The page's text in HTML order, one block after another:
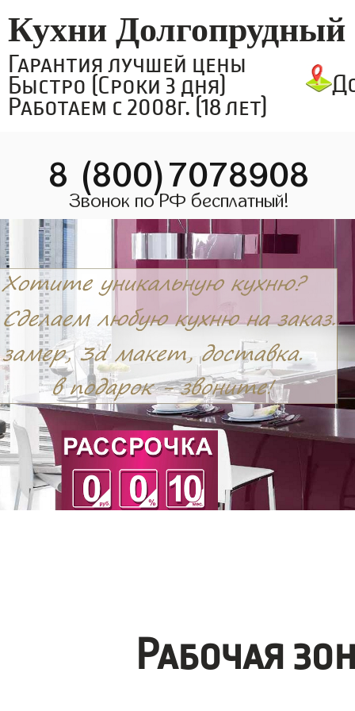
Кухни Долгопрудный
Гарантия лучшей цены
Быстро (Сроки 3 дня)
Работаем с 2008г. (18 лет)
8 (800)7078908
Звонок по РФ бесплатный!
Рабочая